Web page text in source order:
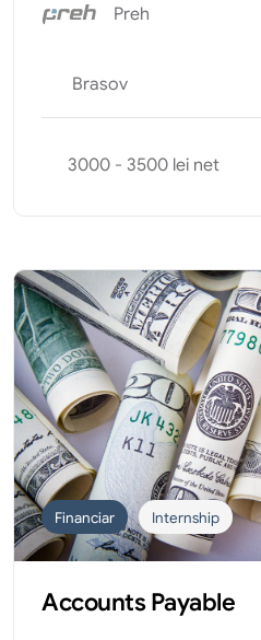
Preh
Brasov
3000 - 3500 lei net
Financiar Internship
Accounts Payable